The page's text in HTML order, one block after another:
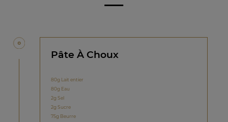
Pâte À Choux
80g Lait entier
80g Eau
2g Sel
2g Sucre
75g Beurre